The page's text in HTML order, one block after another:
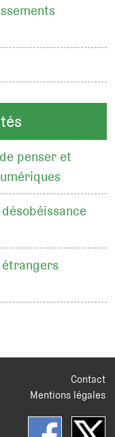
penser et
Contact
Mentions légales